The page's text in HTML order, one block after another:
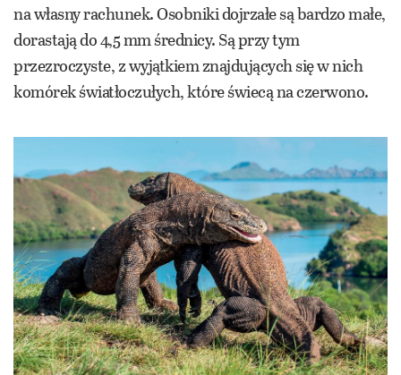
na własny rachunek. Osobniki dojrzałe są bardzo małe,
dorastają do 4,5 mm średnicy. Są przy tym
przezroczyste, z wyjątkiem znajdujących się w nich
komórek światłoczułych, które świecą na czerwono.